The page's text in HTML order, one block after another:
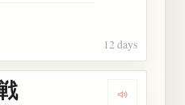
12 days